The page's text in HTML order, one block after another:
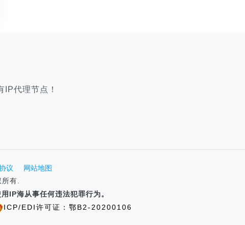
代理节点！
议
网站地图
有.
IP海从事任何违法犯罪行为。
ICP/EDI许可证：鄂B2-20200106